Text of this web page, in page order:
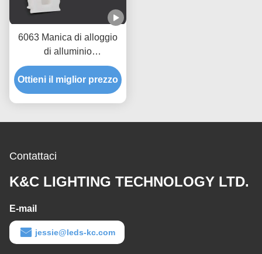
6063 Manica di alloggio
di alluminio
dell'estrusione di profilo
della striscia di T5 LED
Ottieni il miglior prezzo
Contattaci
K&C LIGHTING TECHNOLOGY LTD.
E-mail
jessie@leds-kc.com